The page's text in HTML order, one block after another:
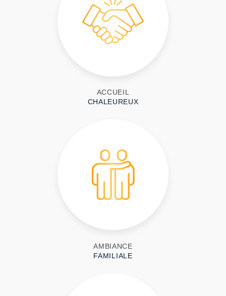
ACCUEIL
CHALEUREUX
AMBIANCE
FAMILIALE